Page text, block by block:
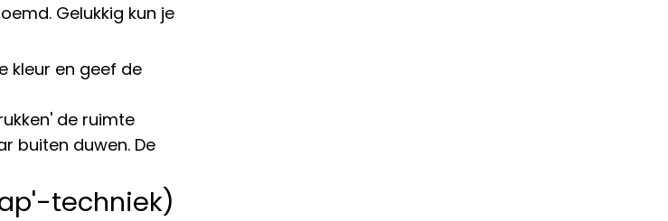
Gelukkig kun je
kleur en geef de
de ruimte
buiten duwen. De
techniek)